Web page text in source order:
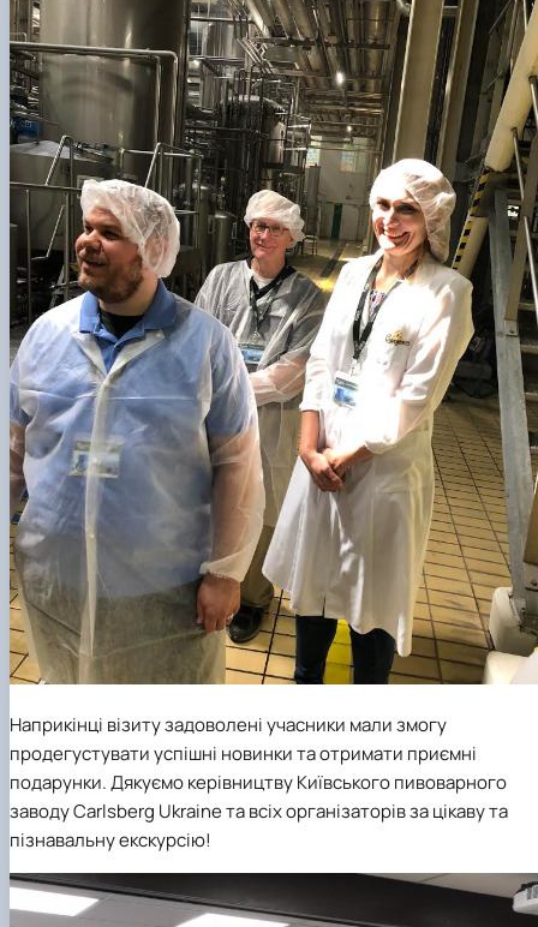
Наприкінці візиту задоволені учасники мали змогу
продегустувати успішні новинки та отримати приємні
подарунки. Дякуємо керівництву Київського пивоварного
заводу Carlsberg Ukraine та всіх організаторів за цікаву та
пізнавальну екскурсію!